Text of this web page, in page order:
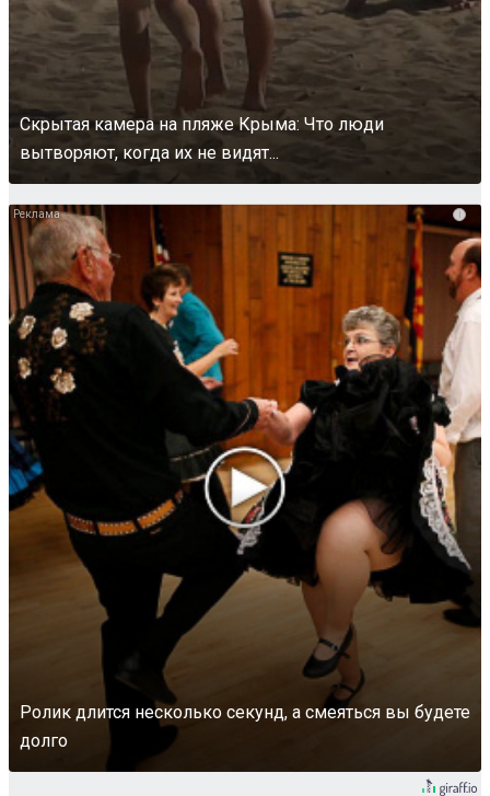
Скрытая камера на пляже Крыма: Что люди
вытворяют, когда их не видят...
i
Ролик длится несколько секунд, а смеяться вы будете
долго